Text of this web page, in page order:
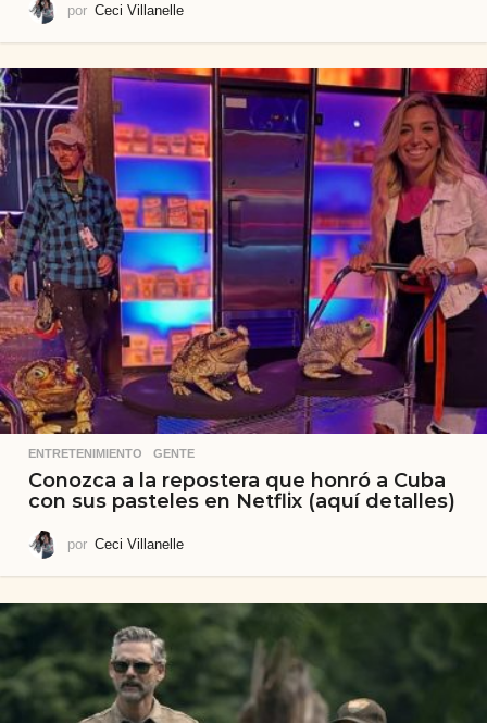
por Ceci Villanelle
ENTRETENIMIENTO ,GENTE
Conozca a la repostera que honró a Cuba
con sus pasteles en Netflix (aquí detalles)
por Ceci Villanelle